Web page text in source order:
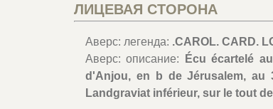
ЛИЦЕВАЯ СТОРОНА
Аверс: легенда: .CAROL. CARD.
Аверс: описание:
Écu écartelé
d'Anjou, en b de Jérusalem,
Landgraviat inférieur, sur le tout